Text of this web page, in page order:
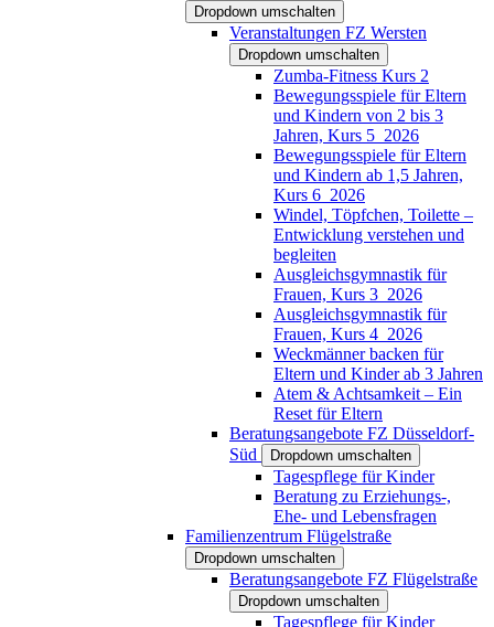
Dropdown umschalten
Veranstaltungen FZ Wersten
Dropdown umschalten
Zumba-Fitness Kurs 2
Bewegungsspiele für Eltern
und Kindern von 2 bis 3
Jahren, Kurs 5_2026
Bewegungsspiele für Eltern
und Kindern ab 1,5 Jahren,
Kurs 6_2026
Windel, Töpfchen, Toilette –
Entwicklung verstehen und
begleiten
Ausgleichsgymnastik für
Frauen, Kurs 3_2026
Ausgleichsgymnastik für
Frauen, Kurs 4_2026
Weckmänner backen für
Eltern und Kinder ab 3 Jahren
Atem & Achtsamkeit – Ein
Reset für Eltern
Beratungsangebote FZ Düsseldorf-
Süd
Dropdown umschalten
Tagespflege für Kinder
Beratung zu Erziehungs-,
Ehe- und Lebensfragen
Familienzentrum Flügelstraße
Dropdown umschalten
Beratungsangebote FZ Flügelstraße
Dropdown umschalten
Tagespflege für Kinder